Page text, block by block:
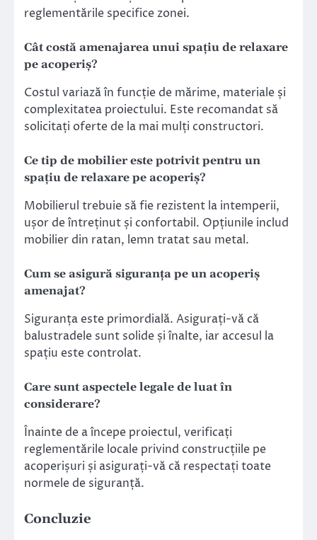
reglementările specifice zonei.
Cât costă amenajarea unui spațiu de relaxare
pe acoperiș?
Costul variază în funcție de mărime, materiale și
complexitatea proiectului. Este recomandat să
solicitați oferte de la mai mulți constructori.
Ce tip de mobilier este potrivit pentru un
spațiu de relaxare pe acoperiș?
Mobilierul trebuie să fie rezistent la intemperii,
ușor de întreținut și confortabil. Opțiunile includ
mobilier din ratan, lemn tratat sau metal.
Cum se asigură siguranța pe un acoperiș
amenajat?
Siguranța este primordială. Asigurați-vă că
balustradele sunt solide și înalte, iar accesul la
spațiu este controlat.
Care sunt aspectele legale de luat în
considerare?
Înainte de a începe proiectul, verificați
reglementările locale privind construcțiile pe
acoperișuri și asigurați-vă că respectați toate
normele de siguranță.
Concluzie